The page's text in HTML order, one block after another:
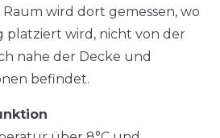
wird dort gemessen, wo
platziert wird, nicht von der
nahe der Decke und
befindet.